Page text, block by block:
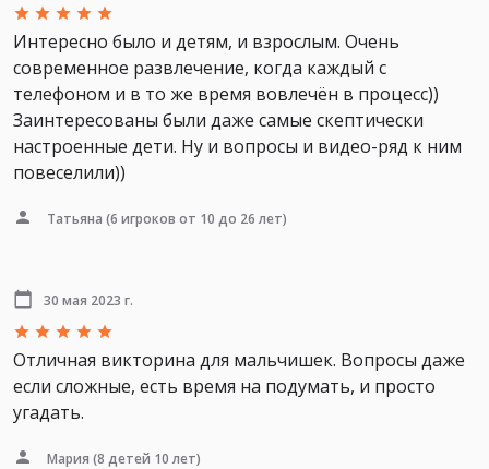
Интересно было и детям, и взрослым. Очень
современное развлечение, когда каждый с
телефоном и в то же время вовлечён в процесс))
Заинтересованы были даже самые скептически
настроенные дети. Ну и вопросы и видео-ряд к ним
повеселили))
Татьяна (6 игроков от 10 до 26 лет)
30 мая 2023 г.
Отличная викторина для мальчишек. Вопросы даже
если сложные, есть время на подумать, и просто
угадать.
Мария (8 детей 10 лет)